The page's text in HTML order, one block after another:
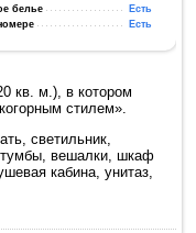
белье
Есть
Есть
кв. м.), в котором
стилем».
светильник,
тумбы, вешалки, шкаф
кабина, унитаз,